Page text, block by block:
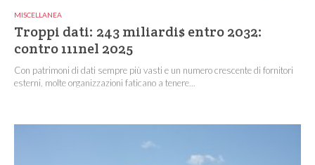
MISCELLANEA
Troppi dati: 243 miliardi$ entro 2032:
contro 111nel 2025
Con patrimoni di dati sempre più vasti e un numero crescente di fornitori
esterni, molte organizzazioni faticano a tenere...